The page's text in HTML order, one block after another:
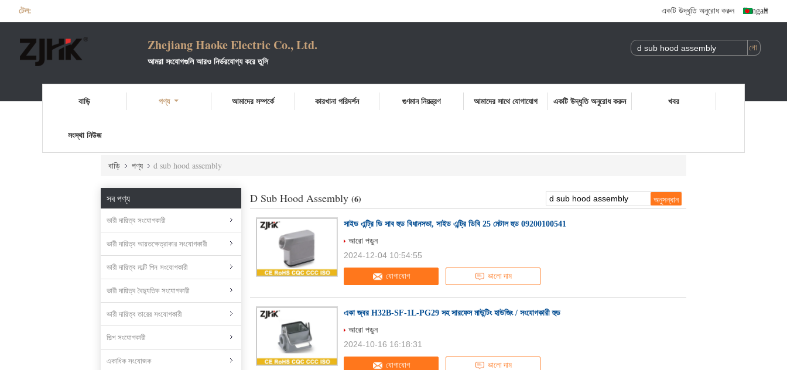
টেল: একটি উদ্ধৃতি অনুরোধ করুন Bengali
Zhejiang Haoke Electric Co., Ltd.
আমরা সংযোগগুলি আরও নির্ভরযোগ্য করে তুলি
মিঃ নেলসন
বাড়ি পণ্য আমাদের সম্পর্কে কারখানা পরিদর্শন গুণমান নিয়ন্ত্রণ আমাদের সাথে যোগাযোগ একটি উদ্ধৃতি অনুরোধ করুন খবর
সংস্থা নিউজ
বাড়ি পণ্য d sub hood assembly
সব পণ্য
ভারী দায়িত্ব সংযোগকারী
ভারী দায়িত্ব আয়তক্ষেত্রাকার সংযোগকারী
ভারী দায়িত্ব মাল্টি পিন সংযোগকারী
ভারী দায়িত্ব বৈদ্যুতিক সংযোগকারী
ভারী দায়িত্ব তারের সংযোগকারী
শিল্প সংযোগকারী
একাধিক সংযোজক
D Sub Hood Assembly (6)
সাইড এন্ট্রি ডি সাব হুড বিধানসভা, সাইড এন্ট্রি ডিবি 25 মেটাল হুড 09200100541
যোগাযোগ ভালো দাম
আরো পড়ুন
2024-12-04 10:54:55
একা জ্বর H32B-SF-1L-PG29 সহ সারফেস মাউন্টিং হাউজিং / সংযোগকারী হুড
যোগাযোগ ভালো দাম
আরো পড়ুন
2024-10-16 16:18:31